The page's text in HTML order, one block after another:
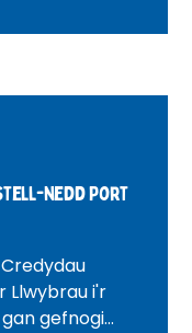
Cymru.
nedd Port
Llwybrau i'r
gefnogi